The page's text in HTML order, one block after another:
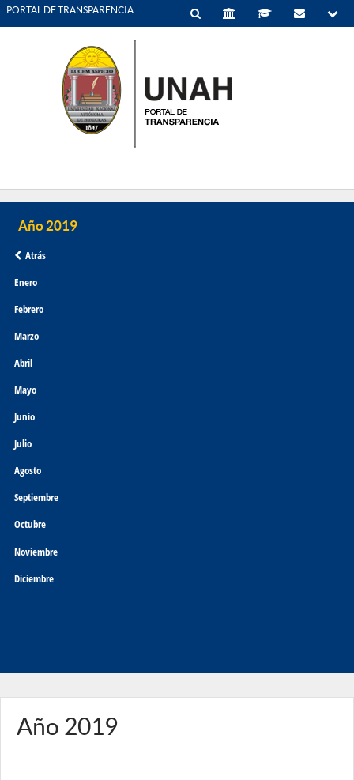
PORTAL DE TRANSPARENCIA
Atrás
Enero
Febrero
Marzo
Abril
Mayo
Junio
Julio
Agosto
Septiembre
Octubre
Noviembre
Diciembre
Año 2019